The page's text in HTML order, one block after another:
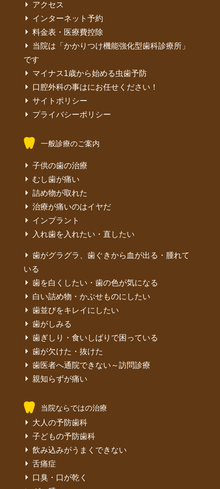
アクセス
インターネット予約
料金表・医療費控除
当院は「かかりつけ機能強化型歯科診療所」
です
マイナス1歳から始める虫歯予防
口腔外科の事はにお任せください！
サイトポリシー
プライバシーポリシー
一般診療のご案内
子供の歯の治療
むし歯が痛い
詰め物が取れた
治療が痛いのはイヤだ
インプラント
入れ歯を入れたい・直したい
歯がグラグラ、歯ぐきから血が出る・腫れて
いる
歯を白くしたい・歯の色が気になる
白い詰め物・かぶせものにしたい
歯並びをキレイにしたい
歯がしみる
歯ぎしり・食いしばりで困っている
歯が欠けた・抜けた
歯医者へ通院できない～訪問診療
親知らずが痛い
当院ならではの治療
大人の予防歯科
子どもの予防歯科
飲み込みがうまくできない
舌痛症
口臭・口が乾く